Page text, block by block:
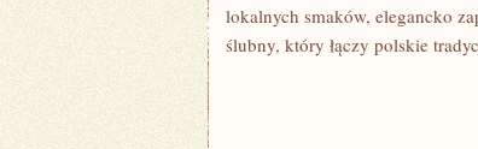
lokalnych smaków, elegancko
ślubny, który łączy polskie